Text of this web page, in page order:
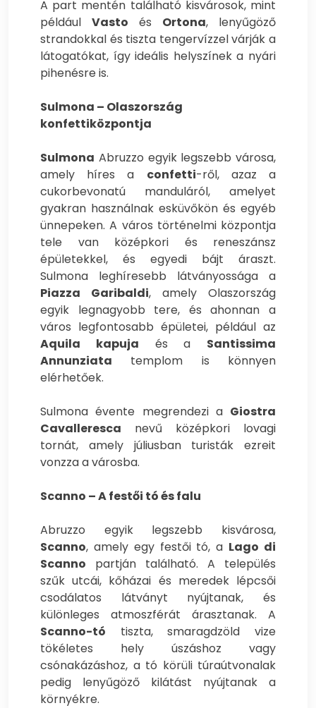
A part mentén található kisvárosok, mint
például Vasto és Ortona, lenyűgöző
strandokkal és tiszta tengervízzel várják a
látogatókat, így ideális helyszínek a nyári
pihenésre is.
Sulmona – Olaszország
konfettiközpontja
Sulmona Abruzzo egyik legszebb városa,
amely híres a confetti-ről, azaz a
cukorbevonatú manduláról, amelyet
gyakran használnak esküvőkön és egyéb
ünnepeken. A város történelmi központja
tele van középkori és reneszánsz
épületekkel, és egyedi bájt áraszt.
Sulmona leghíresebb látványossága a
Piazza Garibaldi, amely Olaszország
egyik legnagyobb tere, és ahonnan a
város legfontosabb épületei, például az
Aquila kapuja és a Santissima
Annunziata templom is könnyen
elérhetőek.
Sulmona évente megrendezi a Giostra
Cavalleresca nevű középkori lovagi
tornát, amely júliusban turisták ezreit
vonzza a városba.
Scanno – A festői tó és falu
Abruzzo egyik legszebb kisvárosa,
Scanno, amely egy festői tó, a Lago di
Scanno partján található. A település
szűk utcái, kőházai és meredek lépcsői
csodálatos látványt nyújtanak, és
különleges atmoszférát árasztanak. A
Scanno-tó tiszta, smaragdzöld vize
tökéletes hely úszáshoz vagy
csónakázáshoz, a tó körüli túraútvonalak
pedig lenyűgöző kilátást nyújtanak a
környékre.